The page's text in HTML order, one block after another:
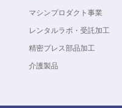
マシンプロダクト事業
レンタルラボ・受託加工
精密プレス部品加工
介護製品